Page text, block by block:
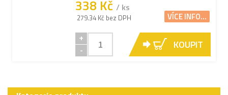
338 Kč / ks
279.34 Kč bez DPH VÍCE INFO...
+
-
KOUPIT